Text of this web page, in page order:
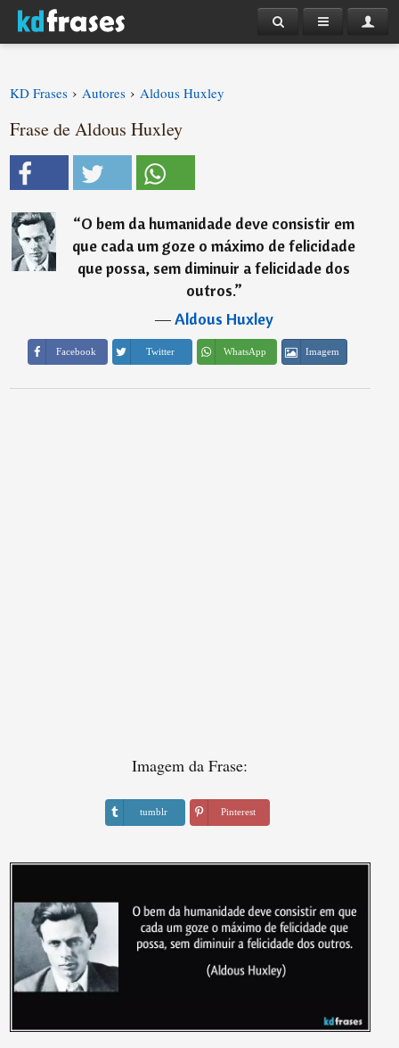
KD Frases › Autores › Aldous Huxley
Frase de Aldous Huxley
“O bem da humanidade deve consistir em
que cada um goze o máximo de felicidade
que possa, sem diminuir a felicidade dos
outros.”
―Aldous Huxley
Facebook Twitter WhatsApp Imagem
Imagem da Frase:
tumblr Pinterest